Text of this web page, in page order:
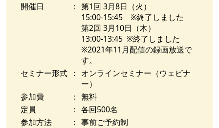
開催日 ： 第1回 3月8日（火）
15:00-15:45 ※終了しました
第2回 3月10日（木）
13:00-13:45 ※終了しました
※2021年11月配信の録画放送で
す。
セミナー形式 ：
オンラインセミナー（ウェビナ
ー）
参加費
： 無料
定員
： 各回500名
参加方法
： 事前ご予約制